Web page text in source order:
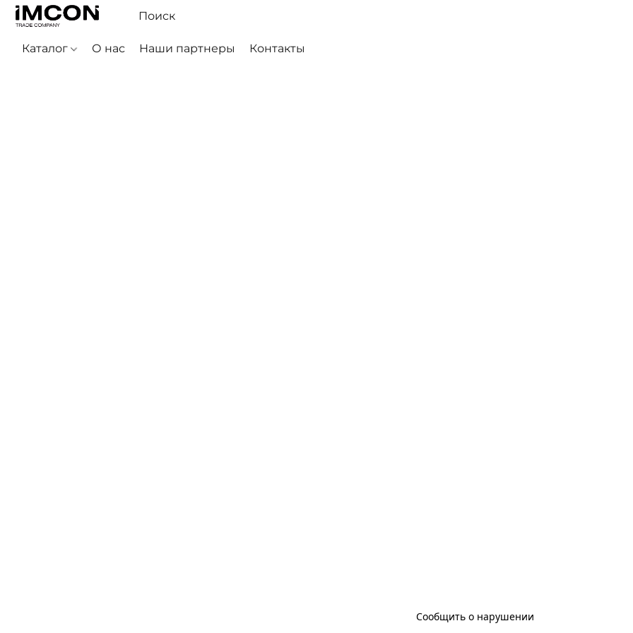
Каталог О нас Наши партнеры Контакты
Сообщить о нарушении